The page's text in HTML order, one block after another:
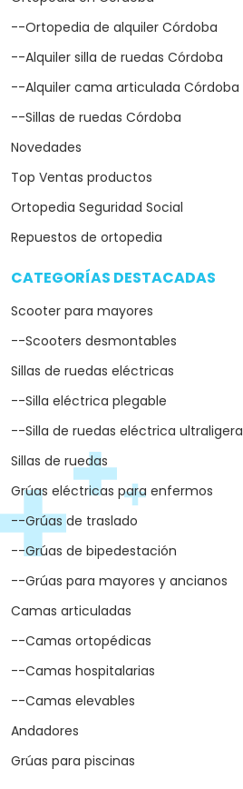
--Ortopedia de alquiler Córdoba
--Alquiler silla de ruedas Córdoba
--Alquiler cama articulada Córdoba
--Sillas de ruedas Córdoba
Novedades
Top Ventas productos
Ortopedia Seguridad Social
Repuestos de ortopedia
CATEGORÍAS DESTACADAS
Scooter para mayores
--Scooters desmontables
Sillas de ruedas eléctricas
--Silla eléctrica plegable
--Silla de ruedas eléctrica ultraligera
Sillas de ruedas
Grúas eléctricas para enfermos
--Grúas de traslado
--Grúas de bipedestación
--Grúas para mayores y ancianos
Camas articuladas
--Camas ortopédicas
--Camas hospitalarias
--Camas elevables
Andadores
Grúas para piscinas